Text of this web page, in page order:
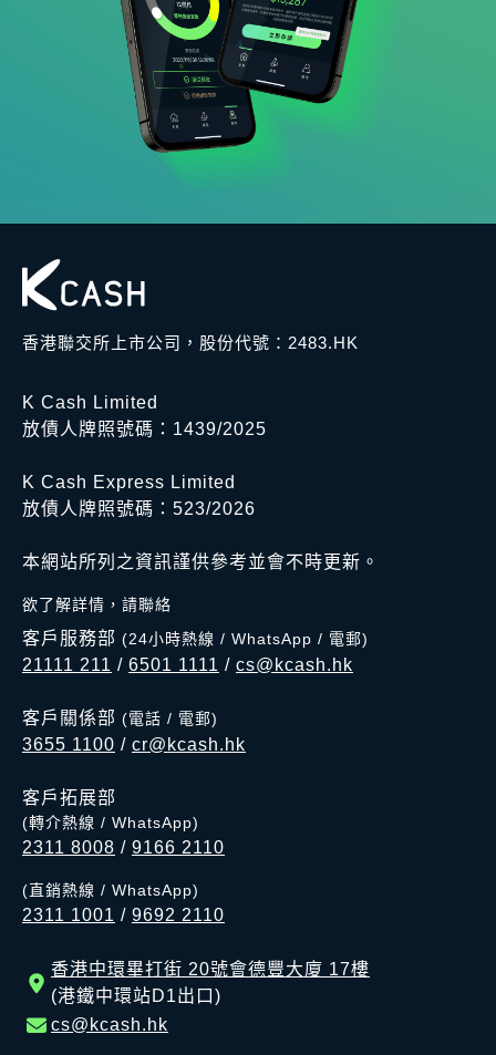
香港聯交所上市公司，股份代號：2483.HK
K Cash Limited
放債人牌照號碼：1439/2025
K Cash Express Limited
放債人牌照號碼：523/2026
本網站所列之資訊謹供參考並會不時更新。
欲了解詳情，請聯絡
客戶服務部 (24小時熱線 / WhatsApp / 電郵)
21111 211 / 6501 1111 / cs@kcash.hk
客戶關係部 (電話 / 電郵)
3655 1100 / cr@kcash.hk
客戶拓展部
(轉介熱線 / WhatsApp)
2311 8008 / 9166 2110
(直銷熱線 / WhatsApp)
2311 1001 / 9692 2110
香港中環畢打街 20號會德豐大廈 17樓
(港鐵中環站D1出口)
cs@kcash.hk